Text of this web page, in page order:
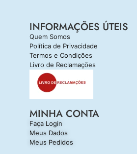
INFORMAÇÕES ÚTEIS
Quem Somos
Política de Privacidade
Termos e Condições
Livro de Reclamações
MINHA CONTA
Faça Login
Meus Dados
Meus Pedidos